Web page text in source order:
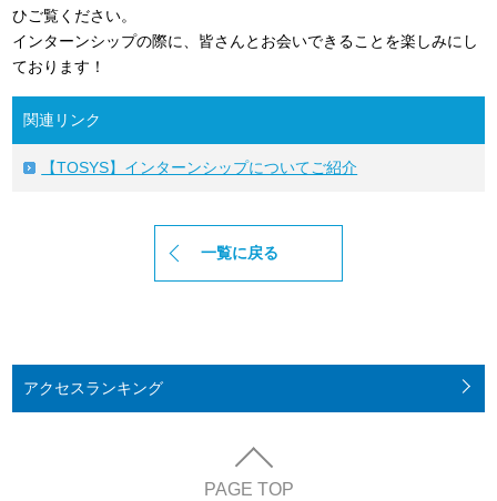
ひご覧ください。
インターンシップの際に、皆さんとお会いできることを楽しみにし
ております！
関連リンク
【TOSYS】インターンシップについてご紹介
一覧に戻る
アクセスランキング
PAGE TOP